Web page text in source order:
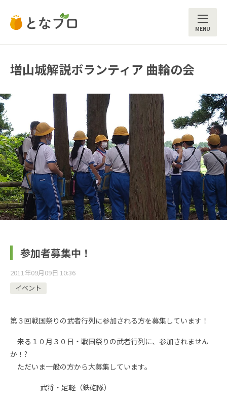
増山城解説ボランティア 曲輪の会
参加者募集中！
2011年09月09日 10:36
イベント
第３回戦国祭りの武者行列に参加される方を募集しています！
来る１０月３０日・戦国祭りの武者行列に、参加されません
か！?
ただいま一般の方から大募集しています。
武将・足軽（鉄砲隊）